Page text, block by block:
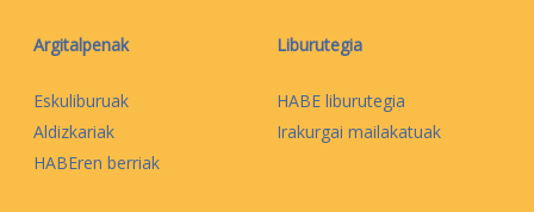
Argitalpenak
Eskuliburuak
Aldizkariak
HABEren berriak
Liburutegia
HABE liburutegia
Irakurgai mailakatuak